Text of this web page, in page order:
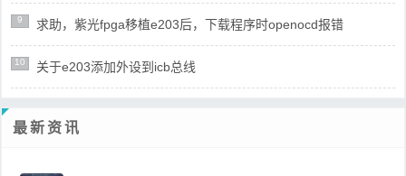
9 求助，紫光fpga移植e203后，下载程序时openocd报错
10 关于e203添加外设到icb总线
最新资讯